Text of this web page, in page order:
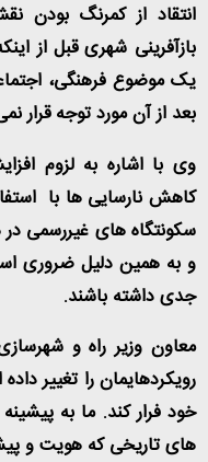
انتقاد از کمرنگ بودن
بازآفرینی شهری قبل از
یک موضوع فرهنگی،
بعد از آن مورد توجه قرار
وی با اشاره به لزوم
کاهش نارسایی ها با
سکونتگاه های غیررسمی
و به همین دلیل ضروری
جدی داشته باشند.
معاون وزیر راه و
رویکردهایمان را تغییر
خود فرار کند. ما به
های تاریخی که هویت و